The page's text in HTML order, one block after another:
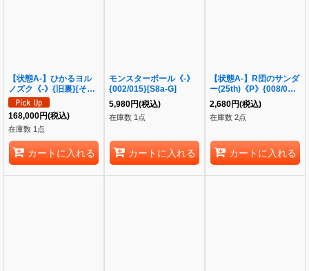
【状態A-】ひかるヨル
ノズク《-》{旧裏}[その
他]
168,000円(税込)
在庫数 1点
カートに入れる
モンスターボール《-》
{002/015}[S8a-G]
5,980円(税込)
在庫数 1点
カートに入れる
【状態A-】R団のサンダ
ー(25th)《P》{008/025}
[S8a-P]
2,680円(税込)
在庫数 2点
カートに入れる